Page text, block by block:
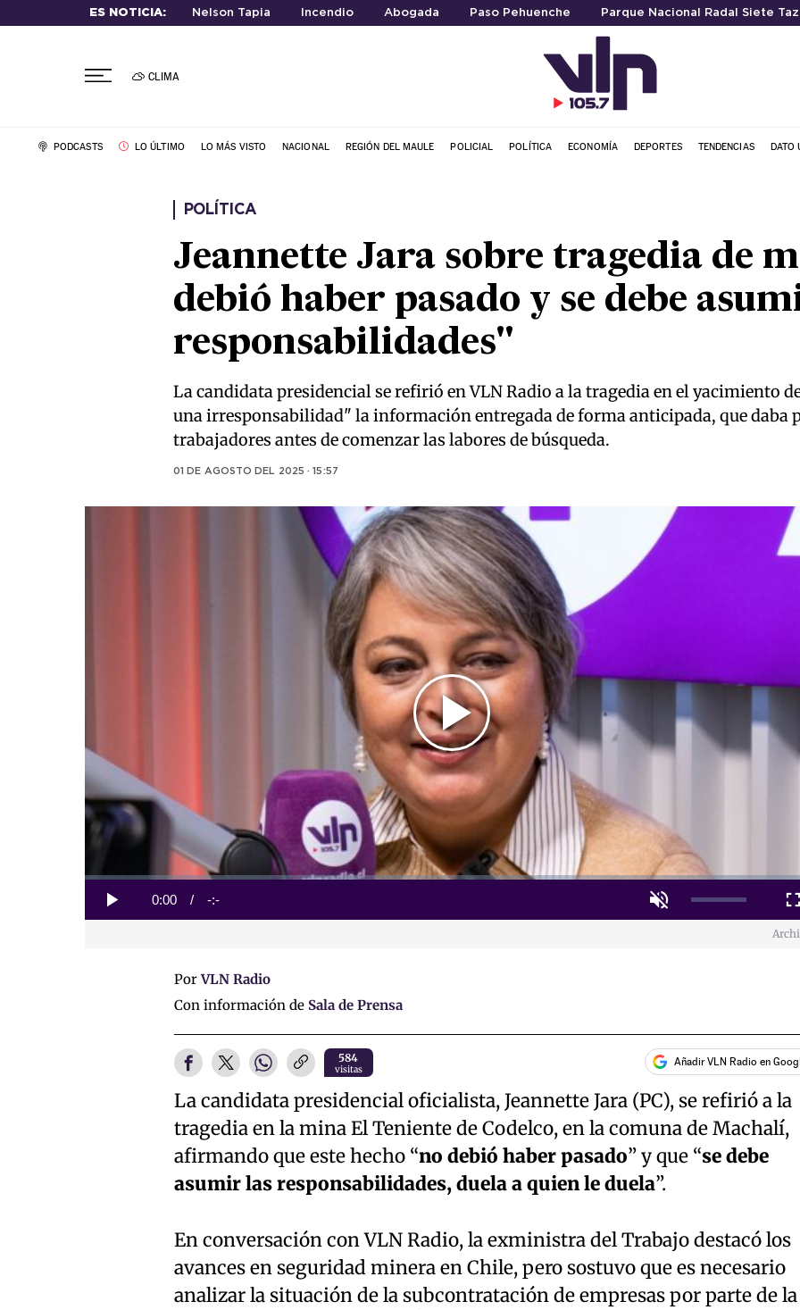
ES NOTICIA: Nelson Tapia Incendio Abogada Paso Pehuenche Parque Nacional Radal Siete
CLIMA
PODCASTS LO ÚLTIMO LO MÁS VISTO NACIONAL REGIÓN DEL MAULE POLICIAL POLÍTICA ECONOMÍA DEPORTES TENDENCIAS DATO
POLÍTICA
Jeannette Jara sobre tragedia de
debió haber pasado y se debe
responsabilidades"
La candidata presidencial se refirió en VLN Radio a la tragedia en el yacimiento
una irresponsabilidad" la información entregada de forma anticipada, que daba
trabajadores antes de comenzar las labores de búsqueda.
01 DE AGOSTO DEL 2025 · 15:57
Play
Video
Play Unmute
Current
0:00 / Duration
-:-
Loaded:
PorVLN Radio
Con información de Sala de Prensa
584
visitas
Añadir VLN Radio en
La candidata presidencial oficialista, Jeannette Jara (PC), se refirió a la
tragedia en la mina El Teniente de Codelco, en la comuna de Machalí,
afirmando que este hecho “no debió haber pasado” y que “se debe
asumir las responsabilidades, duela a quien le duela”.
En conversación con VLN Radio, la exministra del Trabajo destacó los
avances en seguridad minera en Chile, pero sostuvo que es necesario
analizar la situación de la subcontratación de empresas por parte de la